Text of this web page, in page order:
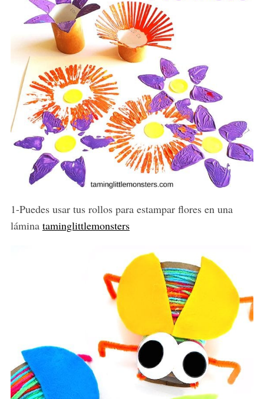
1-Puedes usar tus rollos para estampar flores en una
lámina taminglittlemonsters